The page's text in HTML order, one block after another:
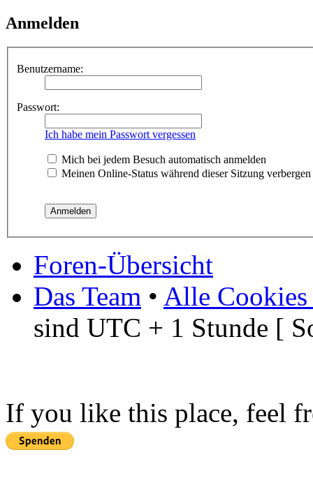
Anmelden
Benutzername:
Passwort:
Ich habe mein Passwort vergessen
Mich bei jedem Besuch automatisch anmelden
Meinen Online-Status während dieser Sitzung verbergen
Foren-Übersicht
Das Team • Alle Cookies
sind UTC + 1 Stunde [
If you like this place, feel